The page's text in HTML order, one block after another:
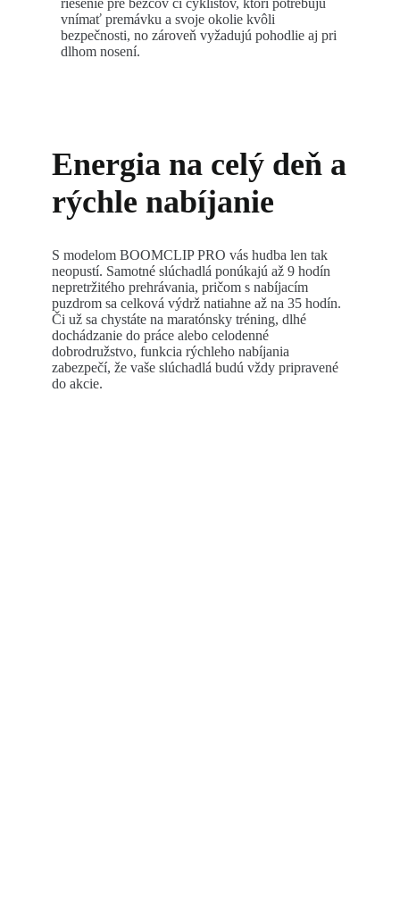
riešenie pre bežcov či cyklistov, ktorí potrebujú
vnímať premávku a svoje okolie kvôli
bezpečnosti, no zároveň vyžadujú pohodlie aj pri
dlhom nosení.
Energia na celý deň a
rýchle nabíjanie
S modelom BOOMCLIP PRO vás hudba len tak
neopustí. Samotné slúchadlá ponúkajú až 9 hodín
nepretržitého prehrávania, pričom s nabíjacím
puzdrom sa celková výdrž natiahne až na 35 hodín.
Či už sa chystáte na maratónsky tréning, dlhé
dochádzanie do práce alebo celodenné
dobrodružstvo, funkcia rýchleho nabíjania
zabezpečí, že vaše slúchadlá budú vždy pripravené
do akcie.